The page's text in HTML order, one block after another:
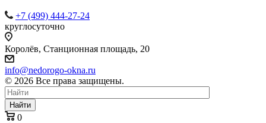
+7 (499) 444-27-24
круглосуточно
Королёв, Станционная площадь, 20
info@nedorogo-okna.ru
© 2026 Все права защищены.
Найти
0